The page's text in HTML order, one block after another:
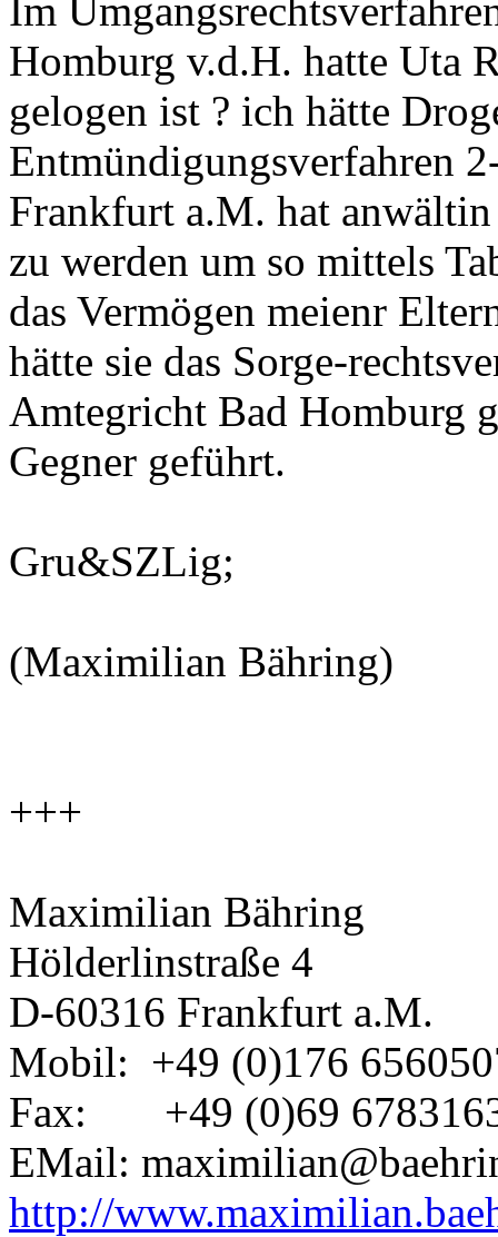
Im
Homburg v.d.H. hatte Uta
gelogen ist ? ich hätte
Entmündigungsverfahren
Frankfurt a.M. hat
zu werden um so mittels
das Vermögen meienr
hätte sie das Sorge-
Amtegricht Bad Homburg
Gegner geführt.
Gru&SZLig;
(Maximilian Bähring)
+++
Maximilian Bähring
Hölderlinstraße 4
D-60316 Frankfurt a.M.
Mobil: +49 (0)176
Fax: +49 (0)69
EMail:
http://